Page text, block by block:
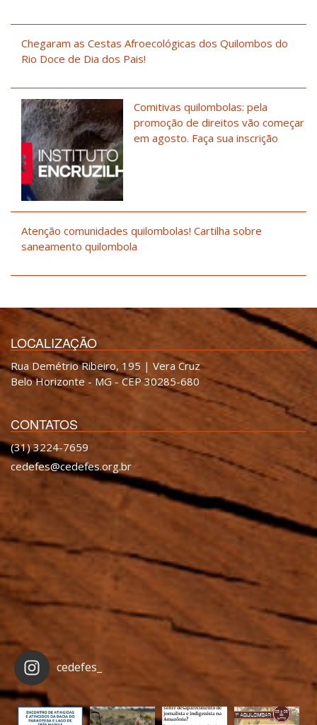
Chegaram as Cestas Afroecológicas dos Quilombos do
Rio Doce de Dia dos Pais!
Comitivas quilombolas: pela
promoção de direitos vão começar
em agosto. Faça sua inscrição
Atenção comunidades quilombolas! Cartilha sobre
saneamento quilombola
LOCALIZAÇÃO
Rua Demétrio Ribeiro, 195 | Vera Cruz
Belo Horizonte - MG - CEP 30285-680
CONTATOS
(31) 3224-7659
cedefes@cedefes.org.br
cedefes_